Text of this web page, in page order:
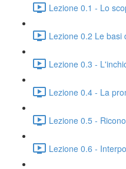
Lezione 0.1 - Lo
Lezione 0.2 Le basi
Lezione 0.3 -
Lezione 0.4 - La
Lezione 0.5 -
Lezione 0.6 -